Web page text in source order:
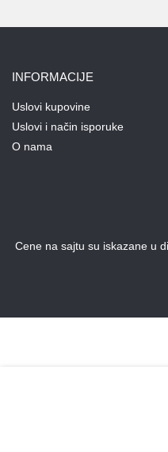
INFORMACIJE
Uslovi kupovine
Uslovi i način isporuke
O nama
Cene na sajtu su iskazane u